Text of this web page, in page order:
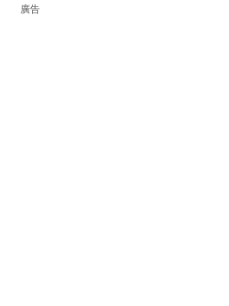
廣告